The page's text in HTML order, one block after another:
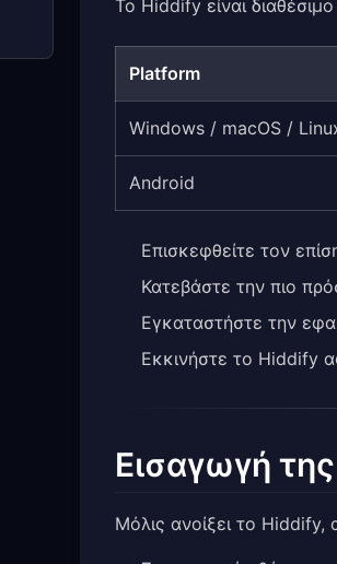
Το Hiddify είναι
Platform
Windows / macOS /
Android
Επισκεφθείτε τον
Κατεβάστε την πιο
Εγκαταστήστε την
Εκκινήστε το Hiddify
Εισαγωγή
Μόλις ανοίξει το